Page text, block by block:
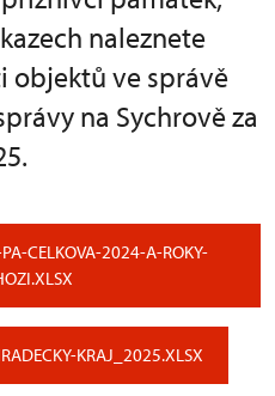
naleznete
objektů ve správě
na Sychrově za
CELKOVA-2024-A-ROKY-
KRAJ_2025.XLSX